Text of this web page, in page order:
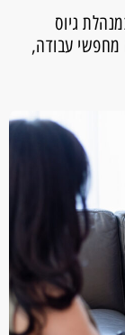
גיוס
מחפשי עבודה,